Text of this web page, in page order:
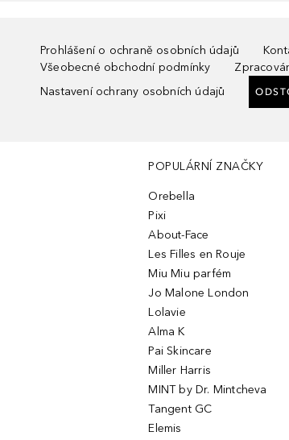
Prohlášení o ochraně osobních údajů
Všeobecné obchodní podmínky
Nastavení ochrany osobních údajů
POPULÁRNÍ ZNAČKY
Orebella
Pixi
About-Face
Les Filles en Rouje
Miu Miu parfém
Jo Malone London
Lolavie
Alma K
Pai Skincare
Miller Harris
MINT by Dr. Mintcheva
Tangent GC
Elemis